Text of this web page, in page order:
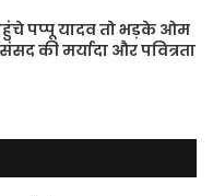
पप्पू यादव तो भड़के ओम
की मर्यादा और पवित्रता